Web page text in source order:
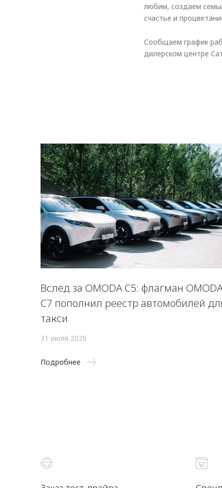
любим, создаем
счастье и
Сообщаем график
дилерском центре
Вслед за OMODA C5: флагман
C7 пополнил реестр автомобилей
такси
31 июля 2026
Подробнее